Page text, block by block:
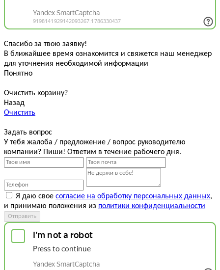
Спасибо за твою заявку!
В ближайшее время ознакомится и свяжется наш менеджер
для уточнения необходимой информации
Понятно
Очистить корзину?
Назад
Очистить
Задать вопрос
У тебя жалоба / предложение / вопрос руководителю
компании? Пиши! Ответим в течение рабочего дня.
Я даю свое согласие на обработку персональных данных,
и принимаю положения из политики конфиденциальности
Отправить